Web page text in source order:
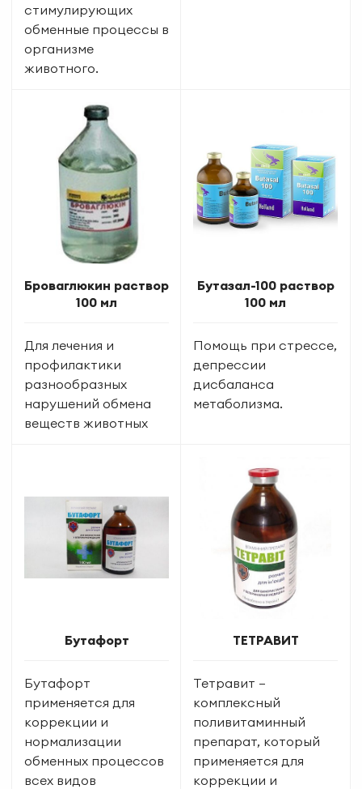
стимулирующих
обменные процессы в
организме
животного.
Броваглюкин раствор
100 мл
Для лечения и
профилактики
разнообразных
нарушений обмена
веществ животных
Бутазал-100 раствор
100 мл
Помощь при стрессе,
депрессии
дисбаланса
метаболизма.
Бутафорт
Бутафорт
применяется для
коррекции и
нормализации
обменных процессов
всех видов
ТЕТРАВИТ
Тетравит –
комплексный
поливитаминный
препарат, который
применяется для
коррекции и